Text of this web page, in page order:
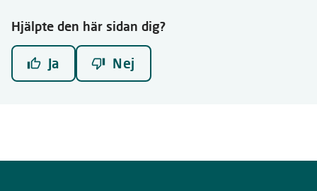
Hjälpte den här sidan dig?
Ja Nej